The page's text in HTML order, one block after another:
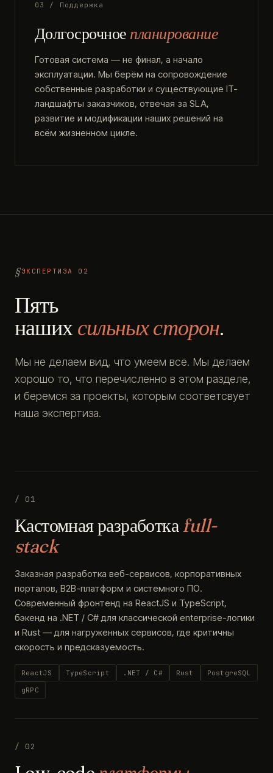
03 / Поддержка
Долгосрочное планирование
Готовая система — не финал, а начало
эксплуатации. Мы берём на сопровождение
собственные разработки и существующие IT-
ландшафты заказчиков, отвечая за SLA,
развитие и модификации наших решений на
всём жизненном цикле.
ЭКСПЕРТИЗА 02
Пять
нашихсильных сторон.
Мы не делаем вид, что умеем всё. Мы делаем
хорошо то, что перечисленно в этом разделе,
и беремся за проекты, которым соответсвует
наша экспертиза.
/ 01
Кастомная разработкаfull-
stack
Заказная разработка веб-сервисов, корпоративных
порталов, B2B-платформ и системного ПО.
Современный фронтенд на ReactJS и TypeScript,
бэкенд на .NET / C# для классической enterprise-логики
и Rust — для нагруженных сервисов, где критичны
скорость и предсказуемость.
ReactJS TypeScript .NET / C# Rust
PostgreSQL
gRPC
/ 02